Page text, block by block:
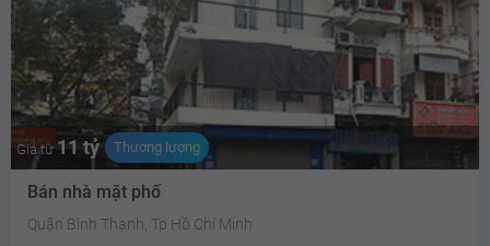
Giá từ 11 tỷ Thương lượng
Bán nhà mặt phố
Quận Bình Thạnh, Tp Hồ Chí Minh